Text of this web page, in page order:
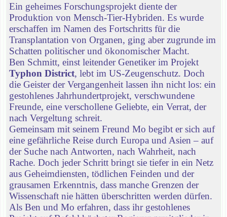
Ein geheimes Forschungsprojekt diente der
Produktion von Mensch-Tier-Hybriden. Es wurde
erschaffen im Namen des Fortschritts für die
Transplantation von Organen, ging aber zugrunde im
Schatten politischer und ökonomischer Macht.
Ben Schmitt, einst leitender Genetiker im Projekt
Typhon District, lebt im US-Zeugenschutz. Doch
die Geister der Vergangenheit lassen ihn nicht los: ein
gestohlenes Jahrhundertprojekt, verschwundene
Freunde, eine verschollene Geliebte, ein Verrat, der
nach Vergeltung schreit.
Gemeinsam mit seinem Freund Mo begibt er sich auf
eine gefährliche Reise durch Europa und Asien – auf
der Suche nach Antworten, nach Wahrheit, nach
Rache. Doch jeder Schritt bringt sie tiefer in ein Netz
aus Geheimdiensten, tödlichen Feinden und der
grausamen Erkenntnis, dass manche Grenzen der
Wissenschaft nie hätten überschritten werden dürfen.
Als Ben und Mo erfahren, dass ihr gestohlenes